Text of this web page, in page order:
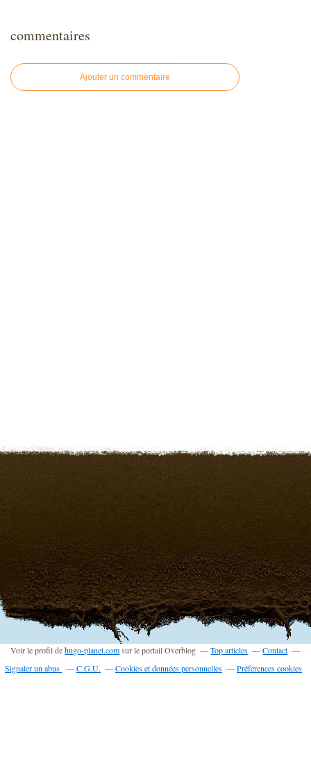
commentaires
Ajouter un commentaire
Voir le profil dehugo-planet.comsur le portail Overblog Top articles
Contact
Signaler un abus
C.G.U. Cookies et données personnelles Préférences cookies